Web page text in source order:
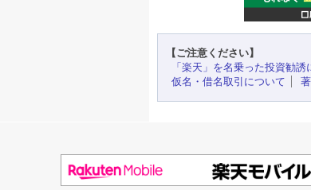
【ご注意ください】
「楽天」を名乗った投資勧
仮名・借名取引について